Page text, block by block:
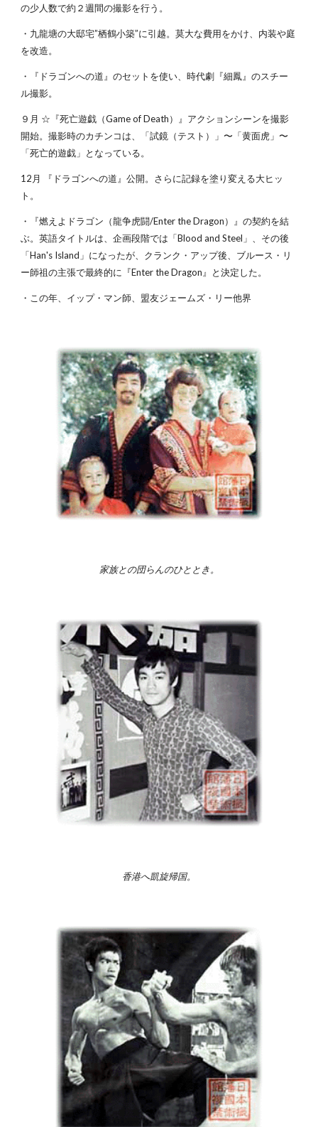
の少人数で約２週間の撮影を行う。
・九龍塘の大邸宅”栖鶴小築”に引越。莫大な費用をかけ、内装や庭
を改造。
・『ドラゴンへの道』のセットを使い、時代劇『細鳳』のスチー
ル撮影。
９月 ☆『死亡遊戯（Game of Death）』アクションシーンを撮影
開始。撮影時のカチンコは、「試鏡（テスト）」〜「黄面虎」〜
「死亡的遊戯」となっている。
12月 『ドラゴンへの道』公開。さらに記録を塗り変える大ヒッ
ト。
・『燃えよドラゴン（龍争虎闘/Enter the Dragon）』の契約を結
ぶ。英語タイトルは、企画段階では「Blood and Steel」、その後
「Han's Island」になったが、クランク・アップ後、ブルース・リ
ー師祖の主張で最終的に『Enter the Dragon』と決定した。
・この年、イップ・マン師、盟友ジェームズ・リー他界
家族との団らんのひととき。
香港へ凱旋帰国。